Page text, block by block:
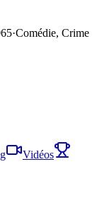
·Comédie, Crime
Vidéos